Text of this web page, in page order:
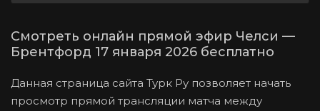
Данная страница сайта Турк Ру позволяет начать
просмотр прямой трансляции матча между
Смотреть онлайн прямой эфир Челси —
Брентфорд 17 января 2026 бесплатно